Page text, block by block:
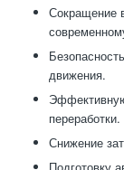
Сокращение
движения.
переработки.
Снижение